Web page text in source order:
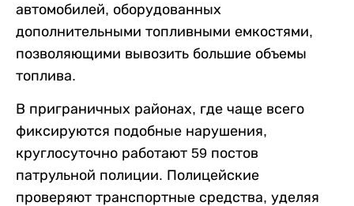
автомобилей, оборудованных
дополнительными топливными емкостями,
позволяющими вывозить большие объемы
топлива.
В приграничных районах, где чаще всего
фиксируются подобные нарушения,
круглосуточно работают 59 постов
патрульной полиции. Полицейские
проверяют транспортные средства, уделяя